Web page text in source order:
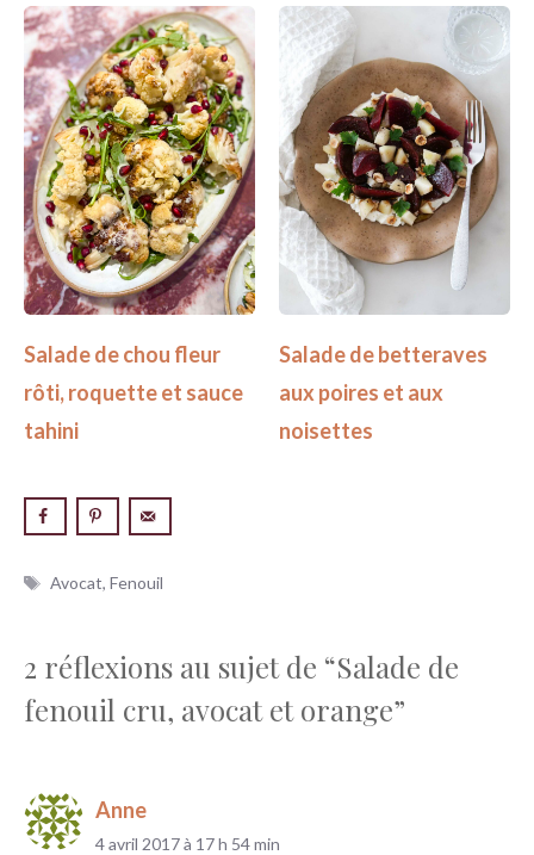
Salade de chou fleur
rôti, roquette et sauce
tahini
Salade de betteraves
aux poires et aux
noisettes
Étiquettes
Avocat,Fenouil
2 réflexions au sujet de “Salade de
fenouil cru, avocat et orange”
Anne
4 avril 2017 à 17 h 54 min